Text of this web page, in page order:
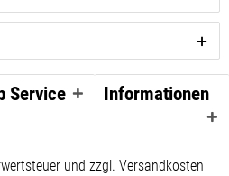
Service Informationen
und zzgl. Versandkosten